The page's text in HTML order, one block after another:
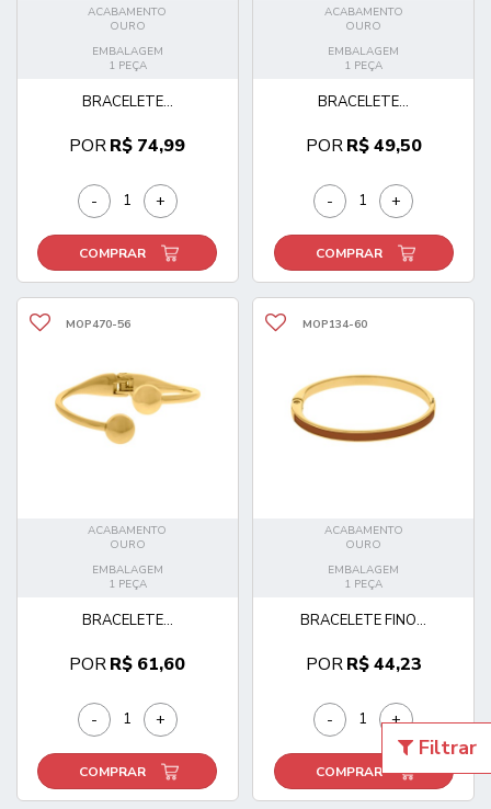
Filtrar
ACABAMENTO
OURO
EMBALAGEM
1 PEÇA
BRACELETE...
PORR$ 74,99
- +
COMPRAR
ACABAMENTO
OURO
EMBALAGEM
1 PEÇA
BRACELETE...
PORR$ 49,50
- +
COMPRAR
MOP470-56
ACABAMENTO
OURO
EMBALAGEM
1 PEÇA
BRACELETE...
PORR$ 61,60
- +
COMPRAR
MOP134-60
ACABAMENTO
OURO
EMBALAGEM
1 PEÇA
BRACELETE FINO...
PORR$ 44,23
- +
COMPRAR